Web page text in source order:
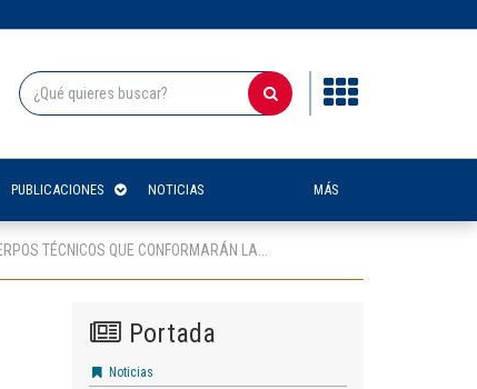
PUBLICACIONES NOTICIAS MÁS
TÉCNICOS QUE CONFORMARÁN LA...
Portada
Noticias